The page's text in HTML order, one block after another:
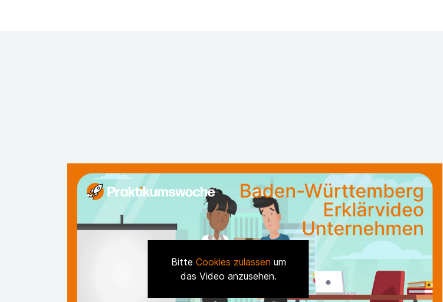
Bitte Cookies zulassen um
das Video anzusehen.